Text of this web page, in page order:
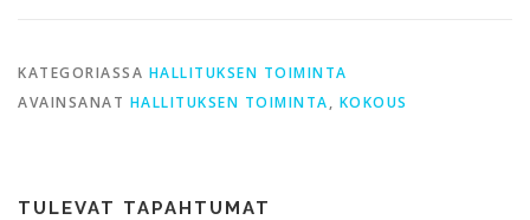
KATEGORIASSA HALLITUKSEN TOIMINTA
AVAINSANAT HALLITUKSEN TOIMINTA, KOKOUS
TULEVAT TAPAHTUMAT